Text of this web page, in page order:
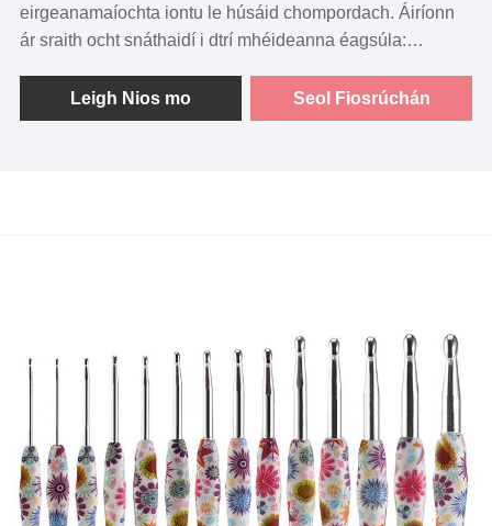
eirgeanamaíochta iontu le húsáid chompordach. Áiríonn
ár sraith ocht snáthaidí i dtrí mhéideanna éagsúla:
agus snáthaid garbh (9.1CM), ag soláthar solúbthachta do
thionscadail feiltithe éagsúla.
Leigh Nios mo Seol Fiosrúchán